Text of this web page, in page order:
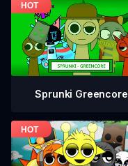
Sprunki Greencore